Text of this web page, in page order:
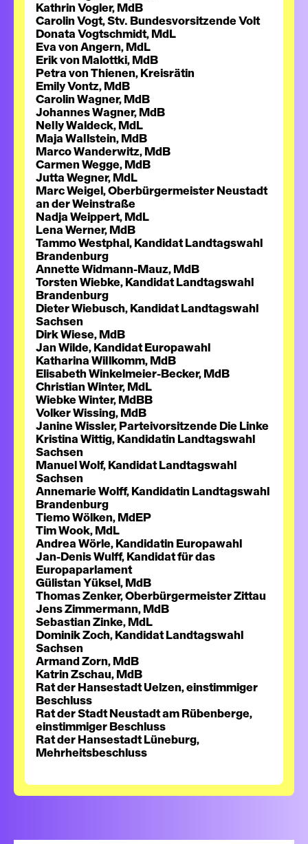
Kathrin Vogler, MdB
Carolin Vogt, Stv. Bundesvorsitzende Volt
Donata Vogtschmidt, MdL
Eva von Angern, MdL
Erik von Malottki, MdB
Petra von Thienen, Kreisrätin
Emily Vontz, MdB
Carolin Wagner, MdB
Johannes Wagner, MdB
Nelly Waldeck, MdL
Maja Wallstein, MdB
Marco Wanderwitz, MdB
Carmen Wegge, MdB
Jutta Wegner, MdL
Marc Weigel, Oberbürgermeister Neustadt
an der Weinstraße
Nadja Weippert, MdL
Lena Werner, MdB
Tammo Westphal, Kandidat Landtagswahl
Brandenburg
Annette Widmann-Mauz, MdB
Torsten Wiebke, Kandidat Landtagswahl
Brandenburg
Dieter Wiebusch, Kandidat Landtagswahl
Sachsen
Dirk Wiese, MdB
Jan Wilde, Kandidat Europawahl
Katharina Willkomm, MdB
Elisabeth Winkelmeier-Becker, MdB
Christian Winter, MdL
Wiebke Winter, MdBB
Volker Wissing, MdB
Janine Wissler, Parteivorsitzende Die Linke
Kristina Wittig, Kandidatin Landtagswahl
Sachsen
Manuel Wolf, Kandidat Landtagswahl
Sachsen
Annemarie Wolff, Kandidatin Landtagswahl
Brandenburg
Tiemo Wölken, MdEP
Tim Wook, MdL
Andrea Wörle, Kandidatin Europawahl
Jan-Denis Wulff, Kandidat für das
Europaparlament
Gülistan Yüksel, MdB
Thomas Zenker, Oberbürgermeister Zittau
Jens Zimmermann, MdB
Sebastian Zinke, MdL
Dominik Zoch, Kandidat Landtagswahl
Sachsen
Armand Zorn, MdB
Katrin Zschau, MdB
Rat der Hansestadt Uelzen, einstimmiger
Beschluss
Rat der Stadt Neustadt am Rübenberge,
einstimmiger Beschluss
Rat der Hansestadt Lüneburg,
Mehrheitsbeschluss